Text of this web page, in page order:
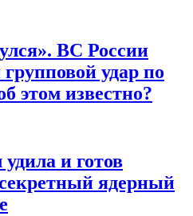
ВС России
удар по
этом известно?
и готов
ядерный